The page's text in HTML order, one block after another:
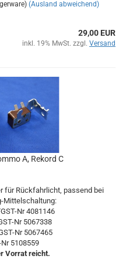
(Ausland abweichend)
29,00 EUR
inkl. 19% MwSt. zzgl. Versand
A, Rekord C
für Rückfahrlicht, passend bei
Mittelschaltung:
Nr 4081146
Nr 5067338
Nr 5067465
5108559
Vorrat reicht.